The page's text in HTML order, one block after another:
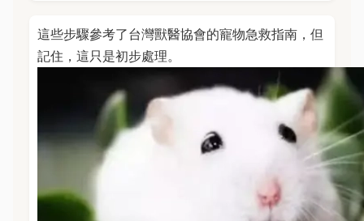
這些步驟參考了台灣獸醫協會的寵物急救指南，但
記住，這只是初步處理。